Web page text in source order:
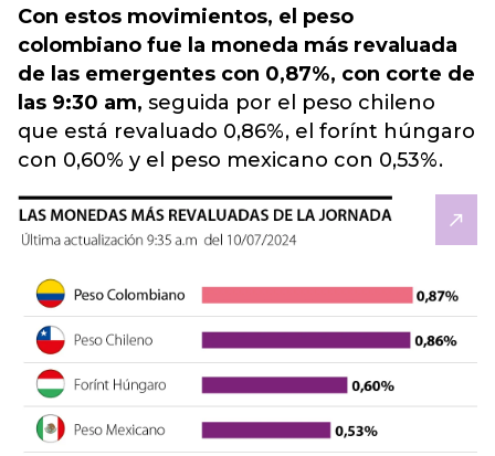
Con estos movimientos, el peso
colombiano fue la moneda más revaluada
de las emergentes con 0,87%, con corte de
las 9:30 am, seguida por el peso chileno
que está revaluado 0,86%, el forínt húngaro
con 0,60% y el peso mexicano con 0,53%.